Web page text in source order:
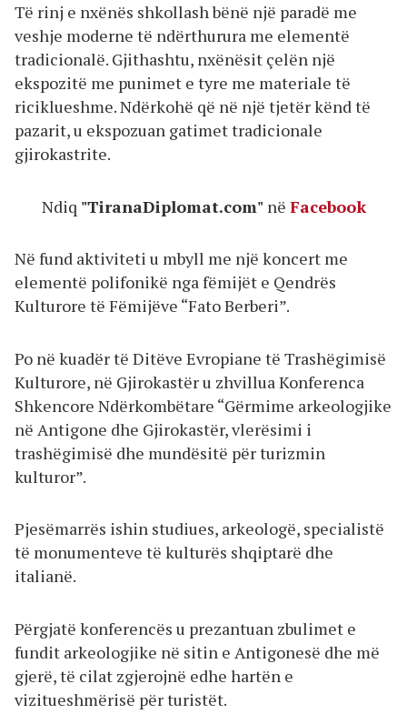
Të rinj e nxënës shkollash bënë një paradë me
veshje moderne të ndërthurura me elementë
tradicionalë. Gjithashtu, nxënësit çelën një
ekspozitë me punimet e tyre me materiale të
riciklueshme. Ndërkohë që në një tjetër kënd të
pazarit, u ekspozuan gatimet tradicionale
gjirokastrite.
Ndiq "TiranaDiplomat.com" në Facebook
Në fund aktiviteti u mbyll me një koncert me
elementë polifonikë nga fëmijët e Qendrës
Kulturore të Fëmijëve “Fato Berberi”.
Po në kuadër të Ditëve Evropiane të Trashëgimisë
Kulturore, në Gjirokastër u zhvillua Konferenca
Shkencore Ndërkombëtare “Gërmime arkeologjike
në Antigone dhe Gjirokastër, vlerësimi i
trashëgimisë dhe mundësitë për turizmin
kulturor”.
Pjesëmarrës ishin studiues, arkeologë, specialistë
të monumenteve të kulturës shqiptarë dhe
italianë.
Përgjatë konferencës u prezantuan zbulimet e
fundit arkeologjike në sitin e Antigonesë dhe më
gjerë, të cilat zgjerojnë edhe hartën e
vizitueshmërisë për turistët.